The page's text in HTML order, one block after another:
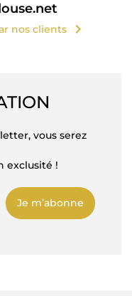
nos clients chevron_right
vous serez
exclusité !
Je m’abonne